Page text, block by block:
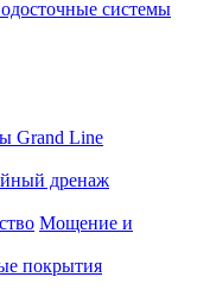
системы
Grand Line
дренаж
Мощение и
покрытия